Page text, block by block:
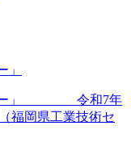
」
ナー」 令和7年
県工業技術セ